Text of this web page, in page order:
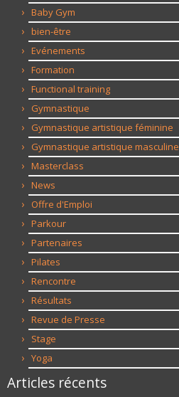
Baby Gym
bien-être
Evénements
Formation
Functional training
Gymnastique
Gymnastique artistique féminine
Gymnastique artistique masculine
Masterclass
News
Offre d'Emploi
Parkour
Partenaires
Pilates
Rencontre
Résultats
Revue de Presse
Stage
Yoga
Articles récents